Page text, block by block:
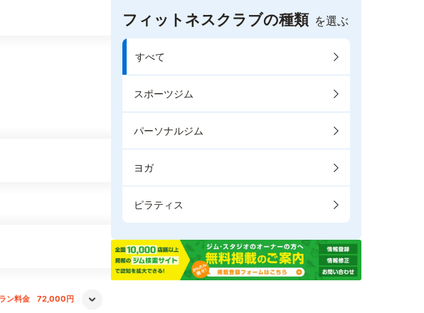
ン料金 72,000円
フィットネスクラブの種類 を選ぶ
すべて
スポーツジム
パーソナルジム
ヨガ
ピラティス